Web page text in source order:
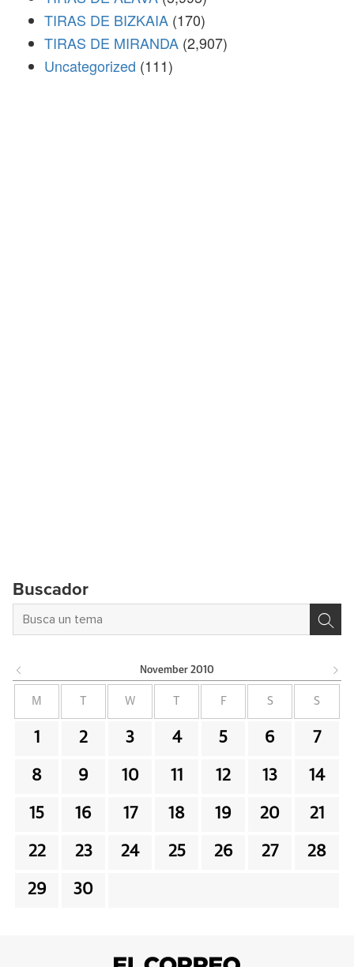
TIRAS DE BIZKAIA (170)
TIRAS DE MIRANDA (2,907)
Uncategorized (111)
Buscador
November 2010
M W F S S
1 2 3 4 5 6 7
8 9 10 11 12 13 14
15 16 17 18 19 20 21
22 23 24 25 26 27 28
29 30